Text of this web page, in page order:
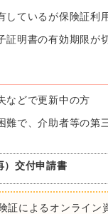
しているが保険証利
証明書の有効期限が
などで更新中の方
難で、介助者等の第
）交付申請書
証によるオンライ